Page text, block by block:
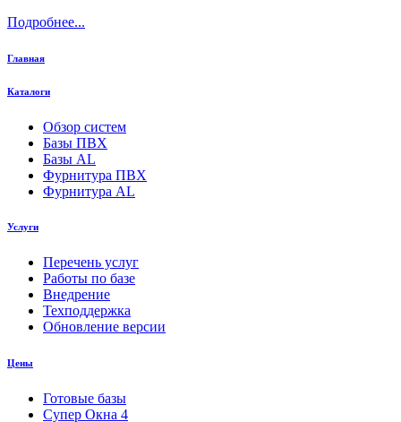
Подробнее...
Главная
Каталоги
Обзор систем
Базы ПВХ
Базы AL
Фурнитура ПВХ
Фурнитура AL
Услуги
Перечень услуг
Работы по базе
Внедрение
Техподдержка
Обновление версии
Цены
Готовые базы
Супер Окна 4